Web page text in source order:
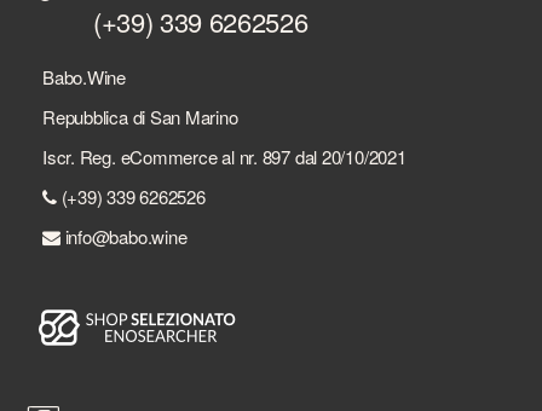
(+39) 339 6262526
Babo.Wine
Repubblica di San Marino
Iscr. Reg. eCommerce al nr. 897 dal 20/10/2021
(+39) 339 6262526
info@babo.wine